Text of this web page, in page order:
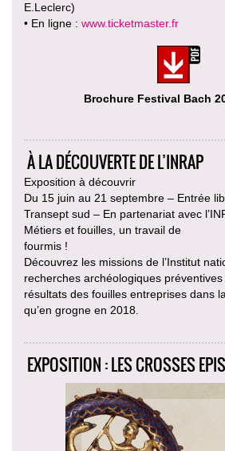
E.Leclerc)
• En ligne : www.ticketmaster.fr
Brochure Festival Bach
À LA DÉCOUVERTE DE L’INRAP
Exposition à découvrir
Du 15 juin au 21 septembre – Entrée
Transept sud – En partenariat avec
Métiers et fouilles, un travail de
fourmis !
Découvrez les missions de l’Institut
recherches archéologiques
résultats des fouilles entreprises dans
qu’en grogne en 2018.
EXPOSITION : LES CROSSES